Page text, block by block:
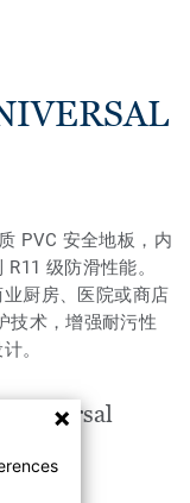
PVC 安全地板，内
级防滑性能。
厨房、医院或商店
技术，增强耐污性
。
Universal